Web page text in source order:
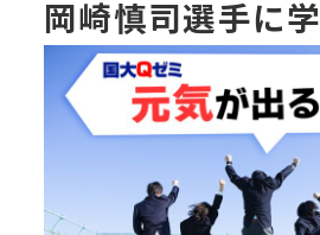
岡崎慎司選手に